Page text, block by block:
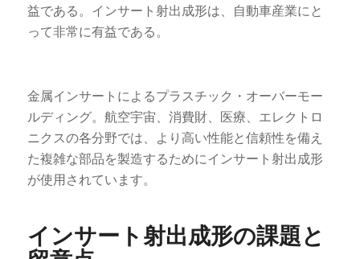
益である。インサート射出成形は、自動車産業にと
って非常に有益である。
金属インサートによるプラスチック・オーバーモー
ルディング。航空宇宙、消費財、医療、エレクトロ
ニクスの各分野では、より高い性能と信頼性を備え
た複雑な部品を製造するためにインサート射出成形
が使用されています。
インサート射出成形の課題と